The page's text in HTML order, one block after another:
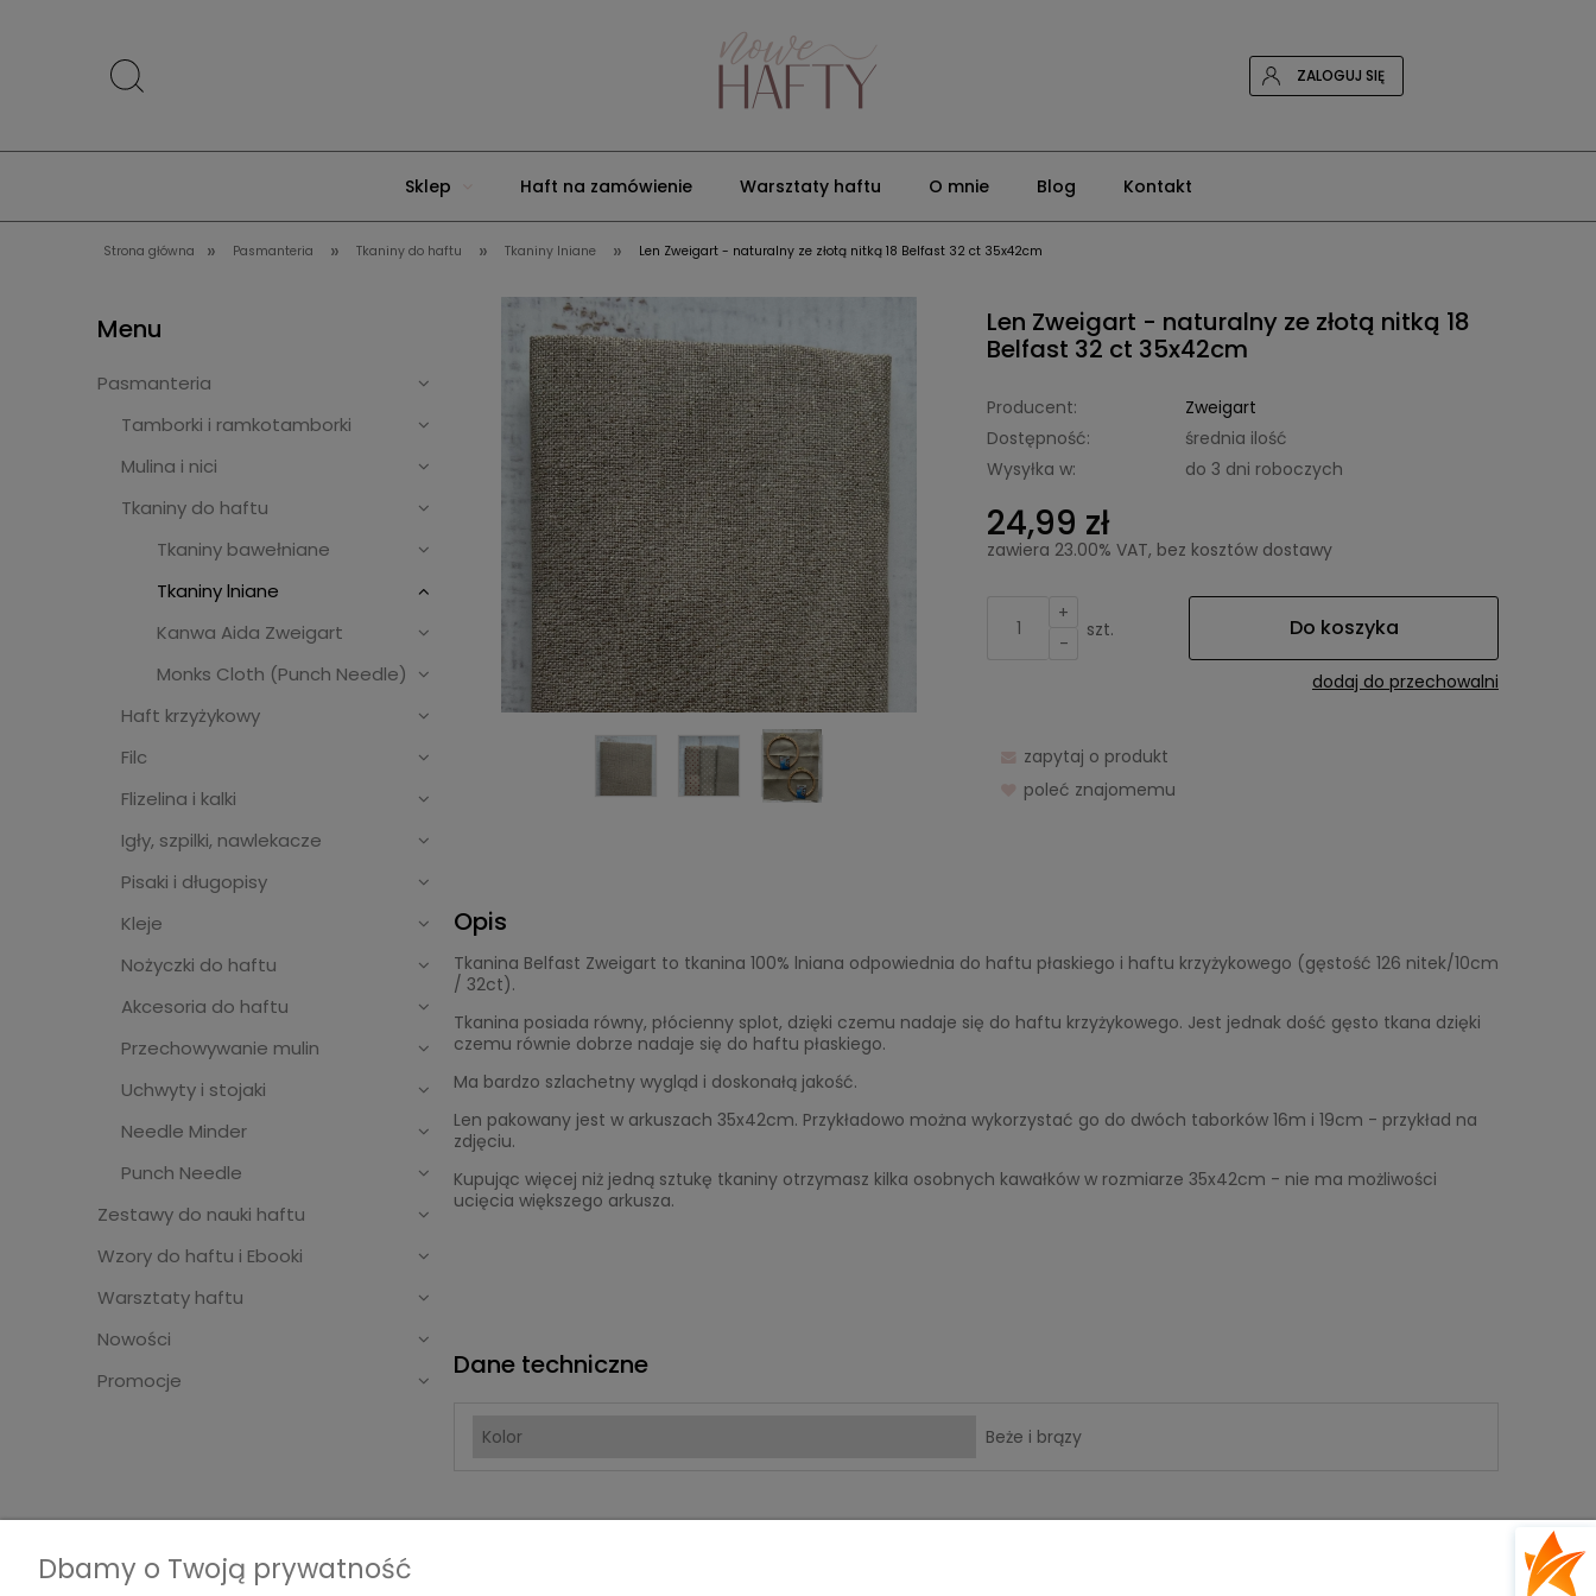
ZALOGUJ SIĘ
Sklep Haft na zamówienie Warsztaty haftu O mnie Blog Kontakt
Strona główna » Pasmanteria » Tkaniny do haftu » Tkaniny lniane » Len Zweigart - naturalny ze złotą nitką 18 Belfast 32 ct 35x42cm
Menu
Pasmanteria
Tamborki i ramkotamborki
Mulina i nici
Tkaniny do haftu
Tkaniny bawełniane
Tkaniny lniane
Kanwa Aida Zweigart
Monks Cloth (Punch Needle)
Haft krzyżykowy
Filc
Flizelina i kalki
Igły, szpilki, nawlekacze
Pisaki i długopisy
Kleje
Nożyczki do haftu
Akcesoria do haftu
Przechowywanie mulin
Uchwyty i stojaki
Needle Minder
Punch Needle
Zestawy do nauki haftu
Wzory do haftu i Ebooki
Warsztaty haftu
Nowości
Promocje
Len Zweigart - naturalny ze złotą nitką 18
Belfast 32 ct 35x42cm
Producent:
Zweigart
Dostępność:
średnia ilość
Wysyłka w:
do 3 dni roboczych
24,99 zł
zawiera 23.00% VAT, bez kosztów dostawy
+
-
szt. Do koszyka
dodaj do przechowalni
zapytaj o produkt
poleć znajomemu
Opis
Tkanina Belfast Zweigart to tkanina 100% lniana odpowiednia do haftu płaskiego i haftu krzyżykowego (gęstość 126 nitek/10cm
/ 32ct).
Tkanina posiada równy, płócienny splot, dzięki czemu nadaje się do haftu krzyżykowego. Jest jednak dość gęsto tkana dzięki
czemu równie dobrze nadaje się do haftu płaskiego.
Ma bardzo szlachetny wygląd i doskonałą jakość.
Len pakowany jest w arkuszach 35x42cm. Przykładowo można wykorzystać go do dwóch taborków 16m i 19cm - przykład na
zdjęciu.
Kupując więcej niż jedną sztukę tkaniny otrzymasz kilka osobnych kawałków w rozmiarze 35x42cm - nie ma możliwości
ucięcia większego arkusza.
Dane techniczne
Kolor Beże i brązy
Dbamy o Twoją prywatność